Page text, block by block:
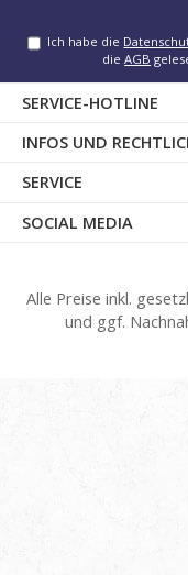
Ich habe die
dieAGB
SERVICE-HOTLINE
INFOS UND
SERVICE
SOCIAL MEDIA
Alle Preise inkl.
und ggf.